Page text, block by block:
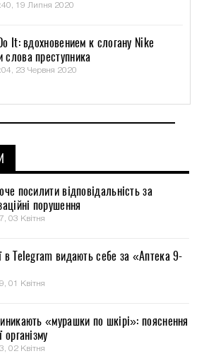
19 Липня 2020
It: вдохновением к слогану Nike
слова преступника
23 Червня 2020
посилити відповідальність за
порушення
03 Квітня
в Telegram видають себе за «Аптека 9-
01 Квітня
«мурашки по шкірі»: пояснення
організму
02 Квітня